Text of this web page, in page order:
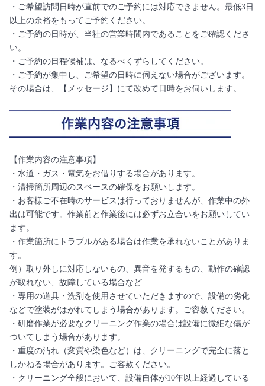
・ご希望訪問日時が直前でのご予約には対応できません。最低3日
以上の余裕をもってご予約ください。
・ご予約の日時が、当社の営業時間内であることをご確認くださ
い。
・ご予約の日程候補は、なるべくずらしてください。
・ご予約が集中し、ご希望の日時に伺えない場合がございます。
その場合は、【メッセージ】にて改めて日時をお伺いします。
【作業内容の注意事項】
・水道・ガス・電気をお借りする場合があります。
・清掃箇所周辺のスペースの確保をお願いします。
・お客様ご不在時のサービスは行っておりませんが、作業中の外
出は可能です。作業前と作業後には必ずお立合いをお願いしてい
ます。
・作業箇所にトラブルがある場合は作業を承れないことがありま
す。
例）取り外しに対応しないもの、異音を発するもの、動作の確認
が取れない、故障している場合など
・専用の道具・洗剤を使用させていただきますので、設備の劣化
などで塗装がはがれてしまう場合があります。ご容赦ください。
・研磨作業が必要なクリーニング作業の場合は設備に微細な傷が
ついてしまう場合があります。
・重度の汚れ（変質や染色など）は、クリーニングで完全に落と
しかねる場合があります。ご容赦ください。
・クリーニング全般において、設備自体が10年以上経過している